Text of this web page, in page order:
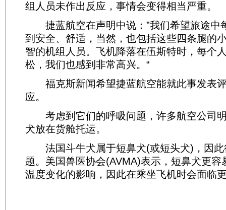
组人员未作出反应，事情会变得相当严重。
捷蓝航空在声明中说：”我们希望旅途中
到安全、舒适，当然，也包括这些四条腿的
智的机组人员。飞机降落在伍斯特时，每个
松，我们也感到非常高兴。“
福克斯新闻希望捷蓝航空能就此事发表
应。
考虑到它们的呼吸问题，许多航空公司
犬放在货舱托运。
法国斗牛犬属于短鼻犬(或短头犬)，因此
题。美国兽医协会(AVMA)表示，短鼻犬更容
温度变化的影响，因此在乘坐飞机时会面临